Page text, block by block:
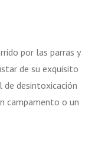
por las parras y
de su exquisito
de desintoxicación
campamento o un